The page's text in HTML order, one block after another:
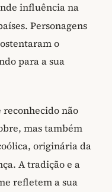
influência na
Personagens
o
para a sua
não
mas também
originária da
A tradição e a
refletem a sua